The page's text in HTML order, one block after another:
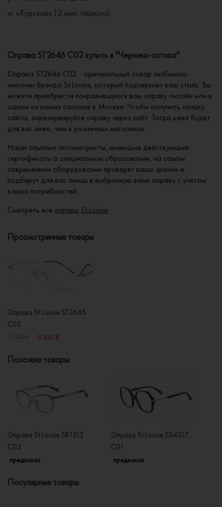
м. «Курская» (2 мин. пешком)
Оправа ST2646 C02 купить в "Черника-оптика"
Оправа ST2646 C02 - оригинальный товар любимого
многими бренда St.Louise, который подчеркнет ваш стиль. Вы
можете приобрести понравившуюся вам оправу онлайн или в
одном из наших салонов в Москве. Чтобы получить скидку
сайта, зарезервируйте оправу через сайт. Тогда цена будет
для вас ниже, чем в розничных магазинах.
Наши опытные оптометристы, имеющие действующие
сертификаты о специальном образовании, на самом
современном оборудовании проверят ваше зрение и
подберут для вас линзы в выбранную вами оправу с учетом
ваших потребностей.
Смотреть все оправы St.Louise
Просмотренные товары
Оправа St.Louise ST2646
C02
5 250 ₽
Похожие товары:
Оправа St.Louise SR1313
C03
предзаказ
Оправа St.Louise SS4317
C01
предзаказ
Популярные товары